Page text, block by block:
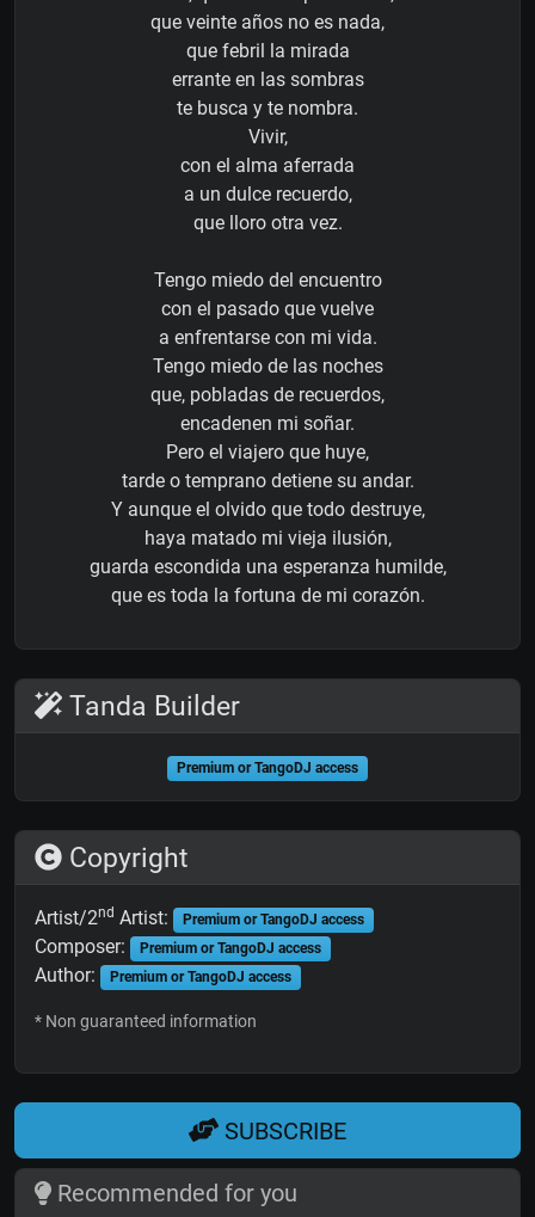
que veinte años no es nada,
que febril la mirada
errante en las sombras
te busca y te nombra.
Vivir,
con el alma aferrada
a un dulce recuerdo,
que lloro otra vez.
Tengo miedo del encuentro
con el pasado que vuelve
a enfrentarse con mi vida.
Tengo miedo de las noches
que, pobladas de recuerdos,
encadenen mi soñar.
Pero el viajero que huye,
tarde o temprano detiene su andar.
Y aunque el olvido que todo destruye,
haya matado mi vieja ilusión,
guarda escondida una esperanza humilde,
que es toda la fortuna de mi corazón.
Tanda Builder
Premium or TangoDJ access
Copyright
Artist/2nd Artist: Premium or TangoDJ access
Composer: Premium or TangoDJ access
Author: Premium or TangoDJ access
* Non guaranteed information
SUBSCRIBE
Recommended for you